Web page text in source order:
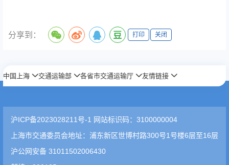
分享到： 打印 关闭
中国上海 交通运输部 各省市交通运输厅 友情链接
沪ICP备2023028211号-1 网站标识码：3100000004
上海市交通委员会地址：浦东新区世博村路300号1号楼6层至16层
沪公网安备 31011502006430